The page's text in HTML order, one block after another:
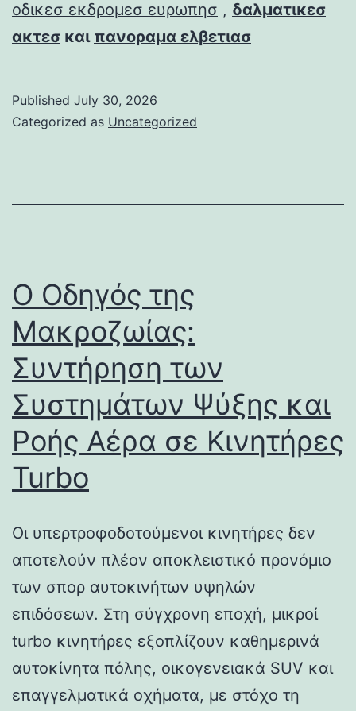
οδικεσ εκδρομεσ ευρωπησ , δαλματικεσ
ακτεσ και πανοραμα ελβετιασ
Published July 30, 2026
Categorized as Uncategorized
Ο Οδηγός της
Μακροζωίας:
Συντήρηση των
Συστημάτων Ψύξης και
Ροής Αέρα σε Κινητήρες
Turbo
Οι υπερτροφοδοτούμενοι κινητήρες δεν
αποτελούν πλέον αποκλειστικό προνόμιο
των σπορ αυτοκινήτων υψηλών
επιδόσεων. Στη σύγχρονη εποχή, μικροί
turbo κινητήρες εξοπλίζουν καθημερινά
αυτοκίνητα πόλης, οικογενειακά SUV και
επαγγελματικά οχήματα, με στόχο τη